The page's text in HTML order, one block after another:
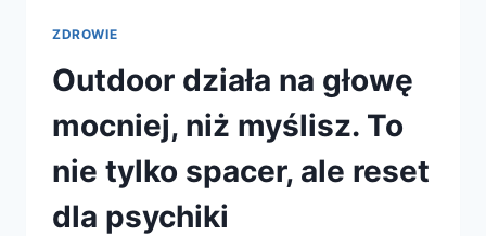
ZDROWIE
Outdoor działa na głowę
mocniej, niż myślisz. To
nie tylko spacer, ale reset
dla psychiki